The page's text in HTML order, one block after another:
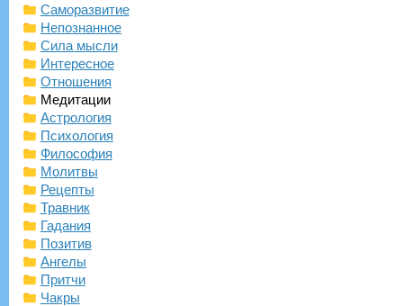
Саморазвитие
Непознанное
Сила мысли
Интересное
Отношения
Медитации
Астрология
Психология
Философия
Молитвы
Рецепты
Травник
Гадания
Позитив
Ангелы
Притчи
Чакры